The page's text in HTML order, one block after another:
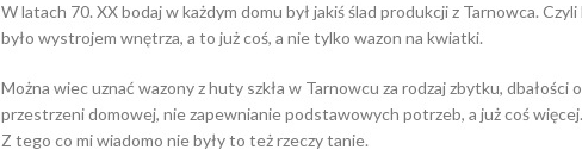
W latach 70. XX bodaj w każdym domu był jakiś ślad produkcji z Tarnowca. Czyli
było wystrojem wnętrza, a to już coś, a nie tylko wazon na kwiatki.
Można wiec uznać wazony z huty szkła w Tarnowcu za rodzaj zbytku, dbałości
przestrzeni domowej, nie zapewnianie podstawowych potrzeb, a już coś więcej.
Z tego co mi wiadomo nie były to też rzeczy tanie.